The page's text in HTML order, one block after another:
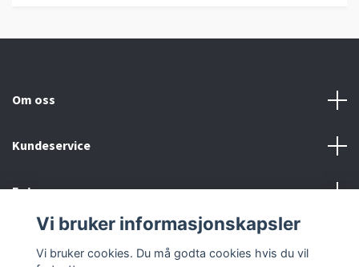
Om oss
Kundeservice
Fotmeny
Vi bruker informasjonskapsler
Vi bruker cookies. Du må godta cookies hvis du vil